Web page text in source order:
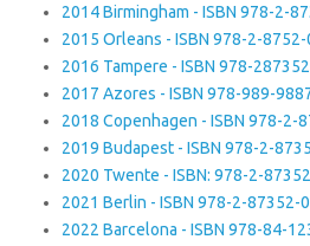
2014 Birmingham - ISBN 978-2-
2015 Orleans - ISBN 978-2-
2016 Tampere - ISBN 978-
2017 Azores - ISBN 978-989-
2018 Copenhagen - ISBN 978-2-
2019 Budapest - ISBN 978-2-
2020 Twente - ISBN: 978-2-
2021 Berlin - ISBN 978-2-87352-
2022 Barcelona - ISBN 978-84-